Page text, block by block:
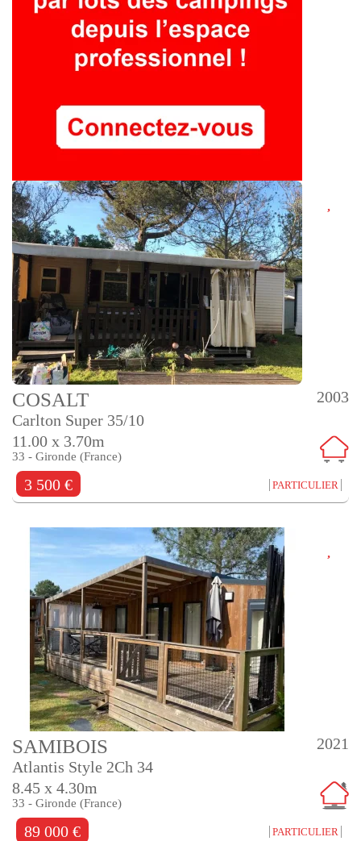
2003
COSALT
Carlton Super 35/10
11.00 x 3.70m
33 - Gironde (France)
3 500 € PARTICULIER
2021
SAMIBOIS
Atlantis Style 2Ch 34
8.45 x 4.30m
33 - Gironde (France)
89 000 € PARTICULIER